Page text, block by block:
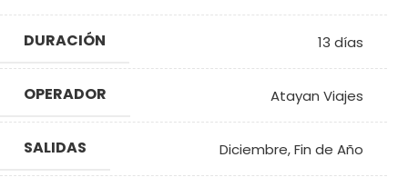
DURACIÓN 13 días
OPERADOR Atayan Viajes
SALIDAS Diciembre,Fin de Año